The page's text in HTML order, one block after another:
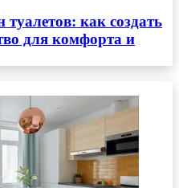
как создать
для комфорта и